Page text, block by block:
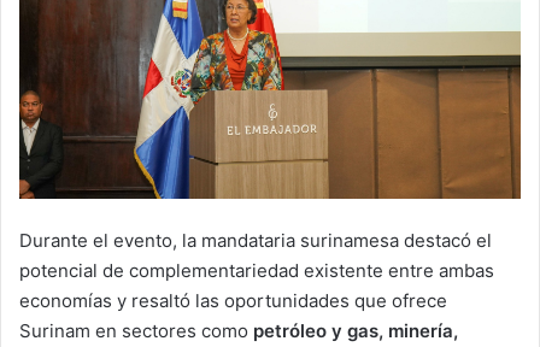
Durante el evento, la mandataria surinamesa destacó el
potencial de complementariedad existente entre ambas
economías y resaltó las oportunidades que ofrece
Surinam en sectores como petróleo y gas, minería,